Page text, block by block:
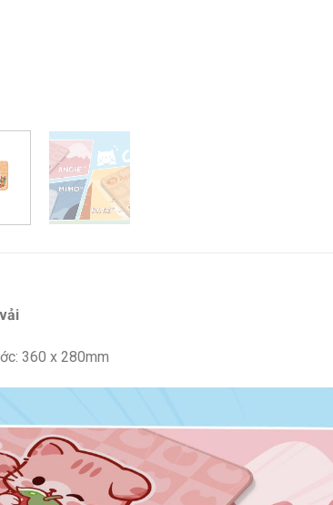
360 x 280mm